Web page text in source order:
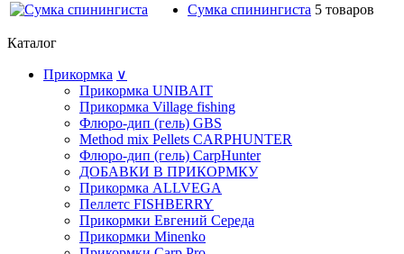
Сумка спинингиста 5 товаров
Каталог
Прикормка ∨
Прикормка UNIBAIT
Прикормка Village fishing
Флюро-дип (гель) GBS
Method mix Pellets CARPHUNTER
Флюро-дип (гель) CarpHunter
ДОБАВКИ В ПРИКОРМКУ
Прикормка ALLVEGA
Пеллетс FISHBERRY
Прикормки Евгений Середа
Прикормки Minenko